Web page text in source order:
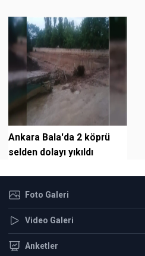
Ankara Bala'da 2 köprü
selden dolayı yıkıldı
Foto Galeri
Video Galeri
Anketler